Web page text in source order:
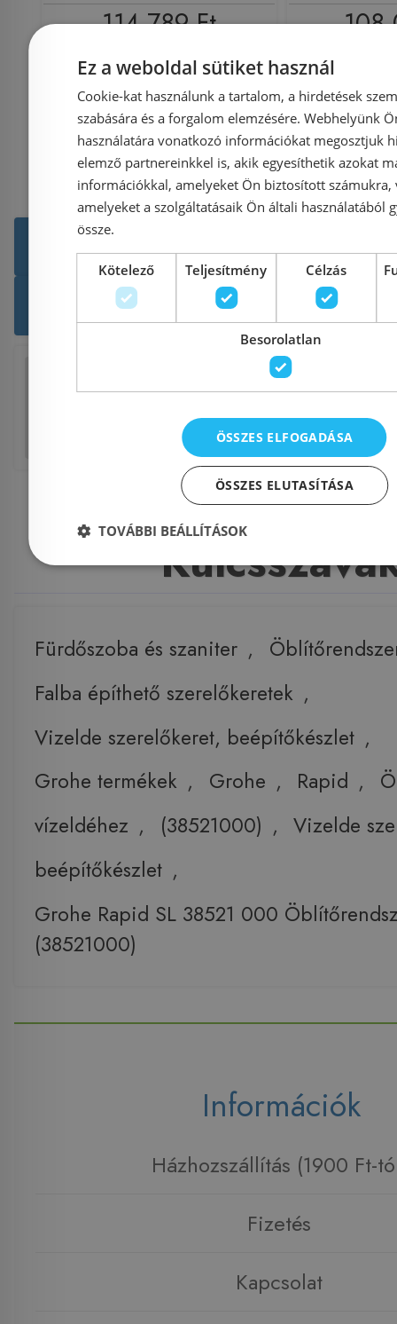
114 789 Ft
Kosárba
108
Még több Vizelde szerelőkeret,
Grohe termékek
Facebook Twitter Pinterest
Tumblr
Fürdőszoba és szaniter ,
Falba építhető szerelőkeretek ,
Vizelde szerelőkeret, beépítőkészlet ,
Grohe termékek , Grohe , Rapid ,
vízeldéhez , (38521000) , Vizelde
beépítőkészlet ,
Grohe Rapid SL 38521 000
(38521000)
Információk
Házhozszállítás (1900 Ft-
Fizetés
Kapcsolat
Ez a weboldal sütiket használ
Cookie-kat használunk a tartalom, a hirdetések
szabására és a forgalom elemzésére. Webhelyünk
használatára vonatkozó információkat megosztjuk
elemző partnereinkkel is, akik egyesíthetik azokat
információkkal, amelyeket Ön biztosított számukra,
amelyeket a szolgáltatásaik Ön általi használatából
össze.
Kötelező Teljesítmény Célzás
Besorolatlan
ÖSSZES ELFOGADÁSA
ÖSSZES ELUTASÍTÁSA
TOVÁBBI BEÁLLÍTÁSOK